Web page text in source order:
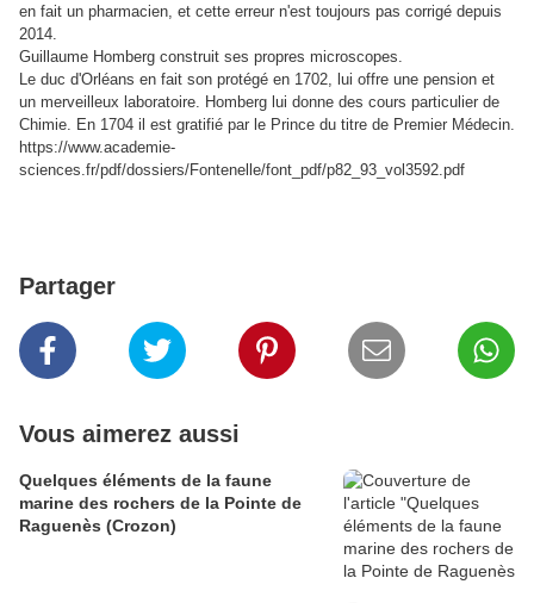
en fait un pharmacien, et cette erreur n'est toujours pas corrigé depuis
2014.
Guillaume Homberg construit ses propres microscopes.
Le duc d'Orléans en fait son protégé en 1702, lui offre une pension et
un merveilleux laboratoire. Homberg lui donne des cours particulier de
Chimie. En 1704 il est gratifié par le Prince du titre de Premier Médecin.
https://www.academie-
sciences.fr/pdf/dossiers/Fontenelle/font_pdf/p82_93_vol3592.pdf
Partager
Vous aimerez aussi
Quelques éléments de la faune
marine des rochers de la Pointe de
Raguenès (Crozon)